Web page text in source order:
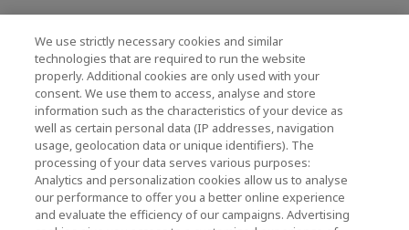
キオクシアホールディングス株式会社 ホーム
サステナビリティ
ガバナンス（Governance）
リスクマネジメント・コンプライアンス
アイコンの説明：
別ウィンドウで開きます
We use strictly necessary cookies and similar
technologies that are required to run the website
properly. Additional cookies are only used with your
consent. We use them to access, analyse and store
information such as the characteristics of your device as
well as certain personal data (IP addresses, navigation
usage, geolocation data or unique identifiers). The
processing of your data serves various purposes:
Analytics and personalization cookies allow us to analyse
our performance to offer you a better online experience
and evaluate the efficiency of our campaigns. Advertising